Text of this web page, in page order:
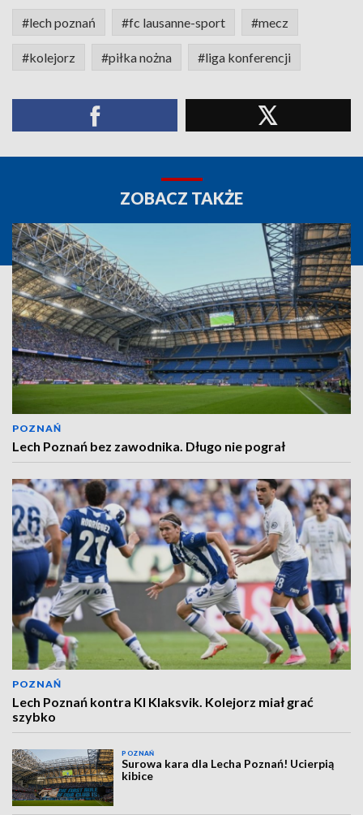
#lech poznań #fc lausanne-sport #mecz
#kolejorz #piłka nożna #liga konferencji
ZOBACZ TAKŻE
POZNAŃ
Lech Poznań bez zawodnika. Długo nie pograł
POZNAŃ
Lech Poznań kontra KI Klaksvik. Kolejorz miał grać
szybko
POZNAŃ
Surowa kara dla Lecha Poznań! Ucierpią
kibice